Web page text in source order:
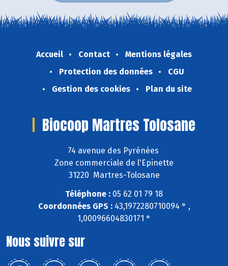
Accueil Contact
Mentions légales
Protection des données
CGU
Gestion des cookies
Plan du site
Biocoop Martres Tolosane
74 avenue des Pyrénées
Zone commerciale de l'Epinette
31220 Martres-Tolosane
Téléphone : 05 62 01 79 18
Coordonnées GPS :43,1972280710094 ° ,
1,00096604830171 °
Nous suivre sur